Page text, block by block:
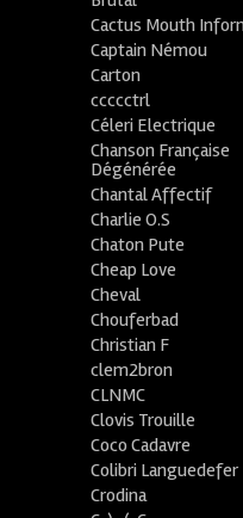
Cactus Mouth
Captain Némou
Carton
ccccctrl
Céleri Electrique
Chanson Française
Dégénérée
Chantal Affectif
Charlie O.S
Chaton Pute
Cheap Love
Cheval
Chouferbad
Christian F
clem2bron
CLNMC
Clovis Trouille
Coco Cadavre
Colibri Languedefer
Crodina